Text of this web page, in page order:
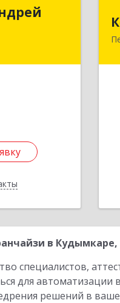
Андрей
в Кудымкаре,
специалистов,
для автоматизации
решений в